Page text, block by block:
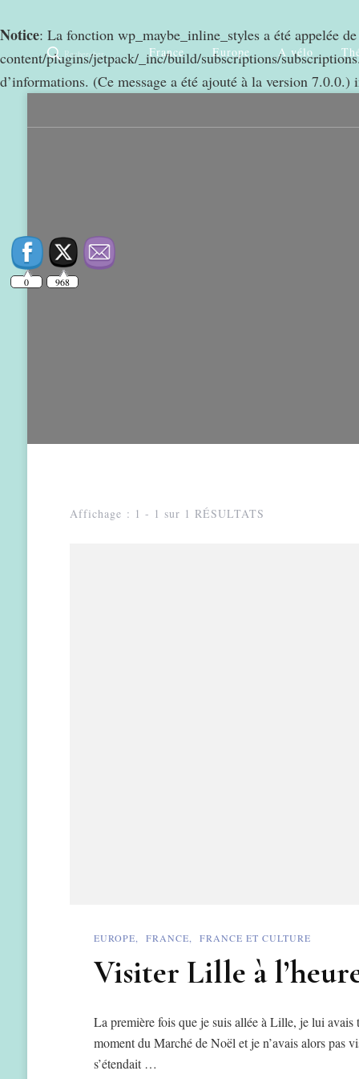
Notice: La fonction wp_maybe_inline_styles a été appelée
content/plugins/jetpack/_inc/build/subscriptions/
d’informations. (Ce message a été ajouté à la version 7.0.0.)
Rechercher France Europe A vélo
Affichage : 1 - 1 sur 1 RÉSULTATS
EUROPE FRANCE FRANCE ET CULTURE
Visiter Lille à
La première fois que je suis allée à Lille, je lui
moment du Marché de Noël et je n’avais alors pas
s’étendait …